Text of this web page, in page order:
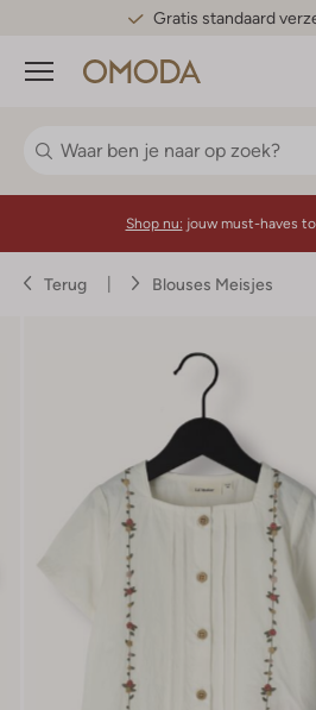
Gratis standaard
Menu
Shop nu: jouw must-haves
Terug Blouses Meisjes